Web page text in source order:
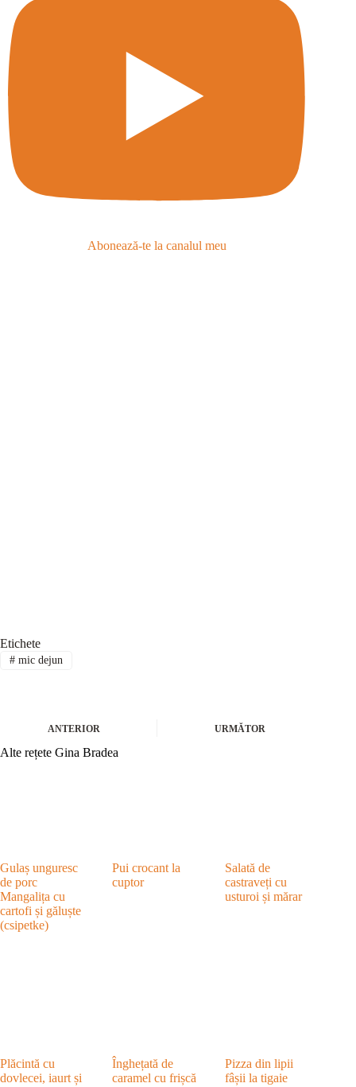
Abonează-te la canalul meu
Etichete
#mic dejun
ANTERIOR URMĂTOR
Alte rețete Gina Bradea
Gulaș unguresc
de porc
Mangalița cu
cartofi și găluște
(csipetke)
Pui crocant la
cuptor
Salată de
castraveți cu
usturoi și mărar
Plăcintă cu
dovlecei, iaurt și
Înghețată de
caramel cu frișcă
Pizza din lipii
fâșii la tigaie